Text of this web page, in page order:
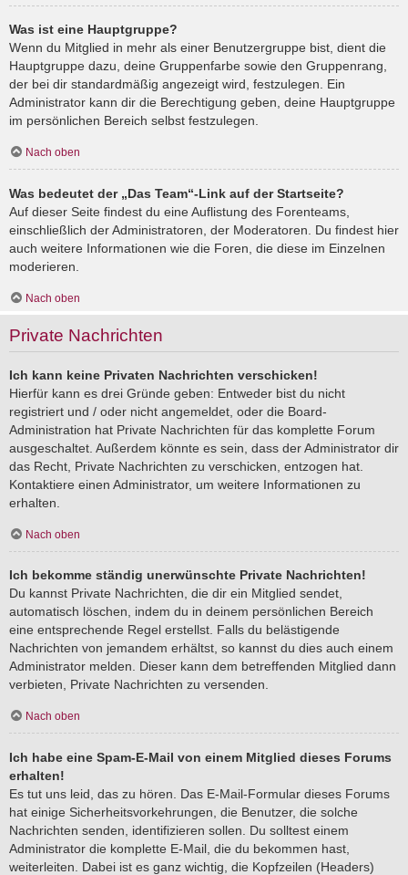
Was ist eine Hauptgruppe?
Wenn du Mitglied in mehr als einer Benutzergruppe bist, dient die
Hauptgruppe dazu, deine Gruppenfarbe sowie den Gruppenrang,
der bei dir standardmäßig angezeigt wird, festzulegen. Ein
Administrator kann dir die Berechtigung geben, deine Hauptgruppe
im persönlichen Bereich selbst festzulegen.
Nach oben
Was bedeutet der „Das Team“-Link auf der Startseite?
Auf dieser Seite findest du eine Auflistung des Forenteams,
einschließlich der Administratoren, der Moderatoren. Du findest hier
auch weitere Informationen wie die Foren, die diese im Einzelnen
moderieren.
Nach oben
Private Nachrichten
Ich kann keine Privaten Nachrichten verschicken!
Hierfür kann es drei Gründe geben: Entweder bist du nicht
registriert und / oder nicht angemeldet, oder die Board-
Administration hat Private Nachrichten für das komplette Forum
ausgeschaltet. Außerdem könnte es sein, dass der Administrator dir
das Recht, Private Nachrichten zu verschicken, entzogen hat.
Kontaktiere einen Administrator, um weitere Informationen zu
erhalten.
Nach oben
Ich bekomme ständig unerwünschte Private Nachrichten!
Du kannst Private Nachrichten, die dir ein Mitglied sendet,
automatisch löschen, indem du in deinem persönlichen Bereich
eine entsprechende Regel erstellst. Falls du belästigende
Nachrichten von jemandem erhältst, so kannst du dies auch einem
Administrator melden. Dieser kann dem betreffenden Mitglied dann
verbieten, Private Nachrichten zu versenden.
Nach oben
Ich habe eine Spam-E-Mail von einem Mitglied dieses Forums
erhalten!
Es tut uns leid, das zu hören. Das E-Mail-Formular dieses Forums
hat einige Sicherheitsvorkehrungen, die Benutzer, die solche
Nachrichten senden, identifizieren sollen. Du solltest einem
Administrator die komplette E-Mail, die du bekommen hast,
weiterleiten. Dabei ist es ganz wichtig, die Kopfzeilen (Headers)